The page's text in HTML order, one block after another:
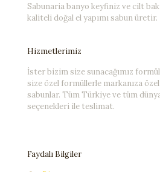
Sabunaria banyo keyfiniz ve cilt
kaliteli doğal el yapımı sabun üretir.
Hizmetlerimiz
İster bizim size sunacağımız
size özel formüllerle markanıza özel
sabunlar. Tüm Türkiye ve tüm
seçenekleri ile teslimat.
Faydalı Bilgiler